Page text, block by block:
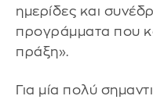
ημερίδες και
προγράμματα που
πράξη».
Για μία πολύ